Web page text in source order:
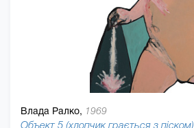
Влада Ралко, 1969
Объект 5 (хлопчик грається з піском)